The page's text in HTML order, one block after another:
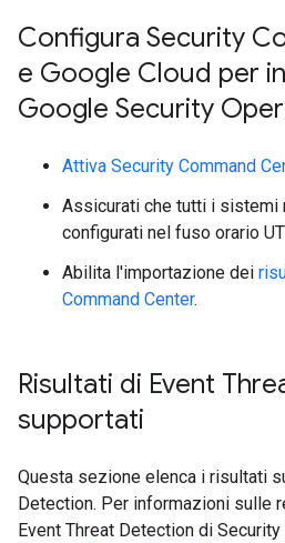
Configura Security
e Google Cloud per
Google Security
Attiva Security Command
Assicurati che tutti i sistemi
configurati nel fuso orario
Abilita l'importazione dei
Command Center.
Risultati di Event
supportati
Questa sezione elenca i risultati
Detection. Per informazioni sulle
Event Threat Detection di